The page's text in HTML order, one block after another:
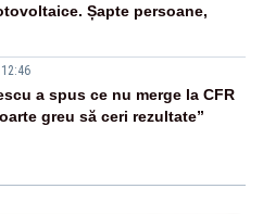
Șapte persoane,
a spus ce nu merge la CFR
greu să ceri rezultate”